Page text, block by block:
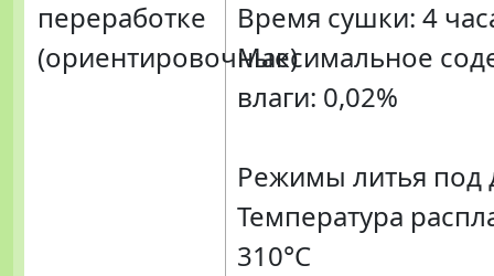
переработке
(ориентировочные)
Время сушки: 4
Максимальное
влаги: 0,02%
Режимы литья под
Температура
310°C